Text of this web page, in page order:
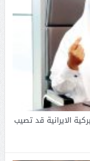
الايرانية قد تصيب